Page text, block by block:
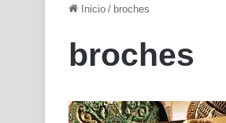
Inicio / broches
broches